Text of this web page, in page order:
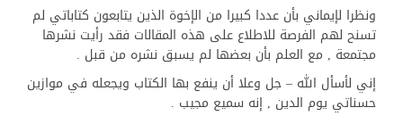
ونظرا لإيماني بأن عددا كبيرا من الإخوة الذين يتابعون كتاباتي لم
تسنح لهم الفرصة للاطلاع على هذه المقالات فقد رأيت نشرها
مجتمعة , مع العلم بأن بعضها لم يسبق نشره من قبل .
إني لأسأل الله – جل وعلا أن ينفع بها الكتاب ويجعله في موازين
حسناتي يوم الدين , إنه سميع مجيب .